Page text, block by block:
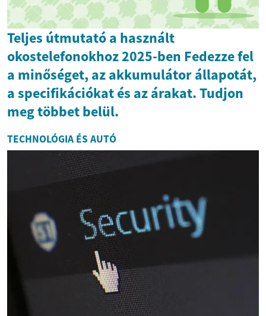
Teljes útmutató a használt
okostelefonokhoz 2025-ben Fedezze fel
a minőséget, az akkumulátor állapotát,
a specifikációkat és az árakat. Tudjon
meg többet belül.
TECHNOLÓGIA ÉS AUTÓ